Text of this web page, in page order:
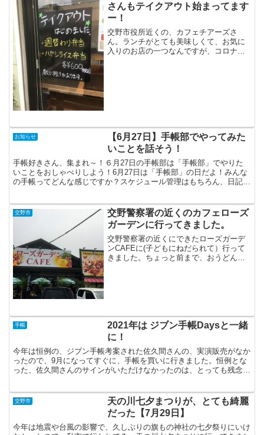
さんもテイクアウト始まってます
ー！
交野市役所近くの、カフェチアーズさ
ん。ランチがとても美味しくて、お気に
入りのお店の一つなんですが、コロナ自
お知らせ
【6月27日】手帳部でやってみた
いことを話そう！
手帳好きさん、集まれ～！６月27日の手帳部は「手帳部」でやりた
いことをおしゃべりしよう！6月27日は「手帳部」の日だよ！みんな
の手帳ってどんな感じですか？スケジュール管理はもちろん、日記を
交野市
交野警察署の近くのカフェローズ
ガーデンに行ってきました。
交野警察署の近くにできたローズガーデ
ンCAFEに(子どもにねだられて）行って
きました。ちょっと前まで、おうどん屋
手帳
2021年は ジブン手帳Daysと一緒
に！
今年は恒例の、ジブン手帳考案された佐久間さんの、実演販売がなか
ったので、9月になってすぐに、手帳を買いに行きました。恒例とな
った、佐久間さんのサインがいただけなかったのは、とっても残念で
交野市
天の川七夕まつりが、とても綺麗
だった【7月29日】
今年は地震や台風の影響で、久しぶりの旗もの神社の七夕祭りにいけ